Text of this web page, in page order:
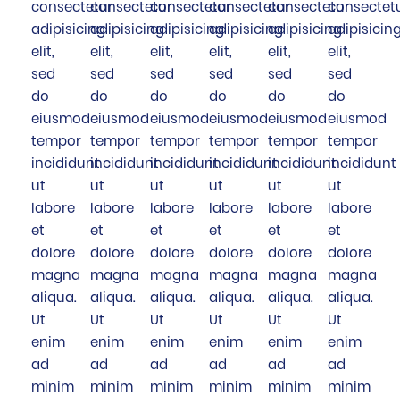
consectetur
adipisicing
elit,
sed
do
eiusmod
tempor
incididunt
ut
labore
et
dolore
magna
aliqua.
Ut
enim
ad
minim
consectetur
adipisicing
elit,
sed
do
eiusmod
tempor
incididunt
ut
labore
et
dolore
magna
aliqua.
Ut
enim
ad
minim
consectetur
adipisicing
elit,
sed
do
eiusmod
tempor
incididunt
ut
labore
et
dolore
magna
aliqua.
Ut
enim
ad
minim
consectetur
adipisicing
elit,
sed
do
eiusmod
tempor
incididunt
ut
labore
et
dolore
magna
aliqua.
Ut
enim
ad
minim
consectetur
adipisicing
elit,
sed
do
eiusmod
tempor
incididunt
ut
labore
et
dolore
magna
aliqua.
Ut
enim
ad
minim
elit,
sed
do
eiusmod
tempor
incididunt
ut
labore
et
dolore
magna
aliqua.
Ut
enim
ad
minim